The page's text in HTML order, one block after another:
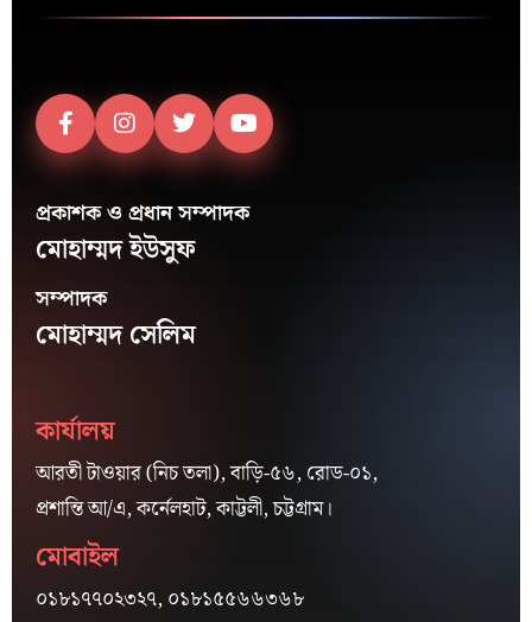
প্রকাশক ও প্রধান সম্পাদক
মোহাম্মদ ইউসুফ
সম্পাদক
মোহাম্মদ সেলিম
কার্যালয়
আরতী টাওয়ার (নিচ তলা), বাড়ি-৫৬, রোড-০১,
প্রশান্তি আ/এ, কর্নেলহাট, কাট্টলী, চট্টগ্রাম।
মোবাইল
০১৮১৭৭০২৩২৭, ০১৮১৫৫৬৬৩৬৮